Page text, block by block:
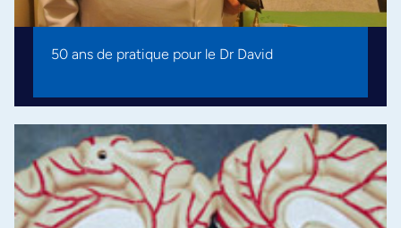
50 ans de pratique pour le Dr David